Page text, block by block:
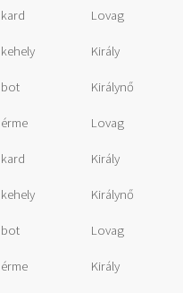
kard Lovag
kehely Király
bot Királynő
érme Lovag
kard Király
kehely Királynő
bot Lovag
érme Király